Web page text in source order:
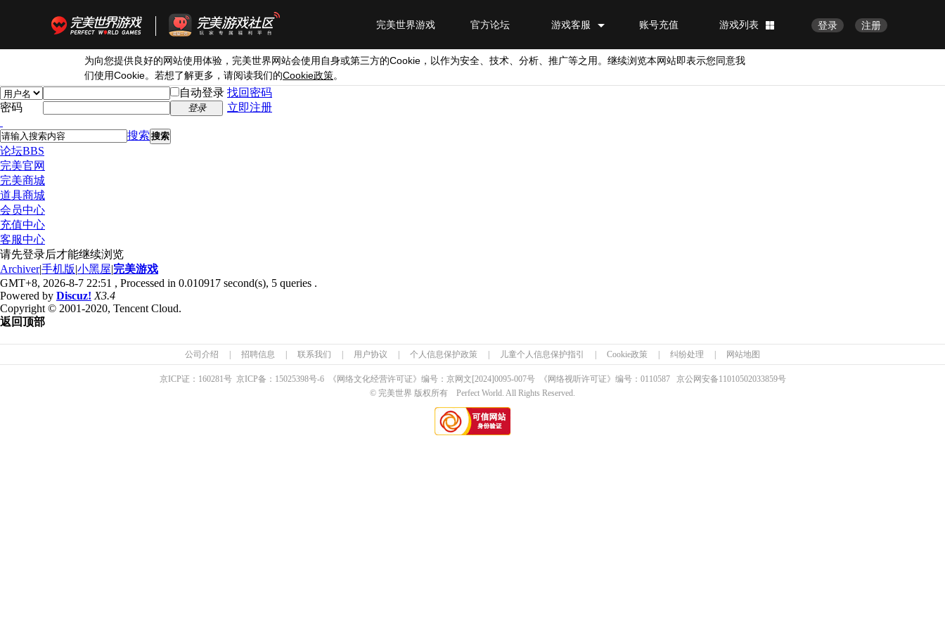
注册
登录
游戏列表
账号充值
游戏客服
官方论坛
完美世界游戏
为向您提供良好的网站使用体验，完美世界网站会使用自身或第三方的Cookie ，以作为安全、技术、分析、推广等之用。继续浏览本网站即表示您同意我
们使用Cookie。若想了解更多，请阅读我们的Cookie政策。
自动登录 找回密码
密码
登录 立即注册
搜索 搜索
论坛BBS
完美官网
完美商城
道具商城
会员中心
充值中心
客服中心
请先登录后才能继续浏览
Archiver|手机版|小黑屋|完美游戏
GMT+8, 2026-8-7 22:51 , Processed in 0.010917 second(s), 5 queries .
Powered by Discuz! X3.4
Copyright © 2001-2020, Tencent Cloud.
返回顶部
公司介绍 招聘信息 联系我们 用户协议 个人信息保护政策 儿童个人信息保护指引 Cookie政策 纠纷处理 网站地图
京ICP证： 160281号 京ICP备： 15025398号-6 《网络文化经营许可证》编号：京网文 [2024]0095-007号 《网络视听许可证》编号：0110587京公网安备11010502033859号
© 完美世界 版权所有 Perfect World. All Rights Reserved.